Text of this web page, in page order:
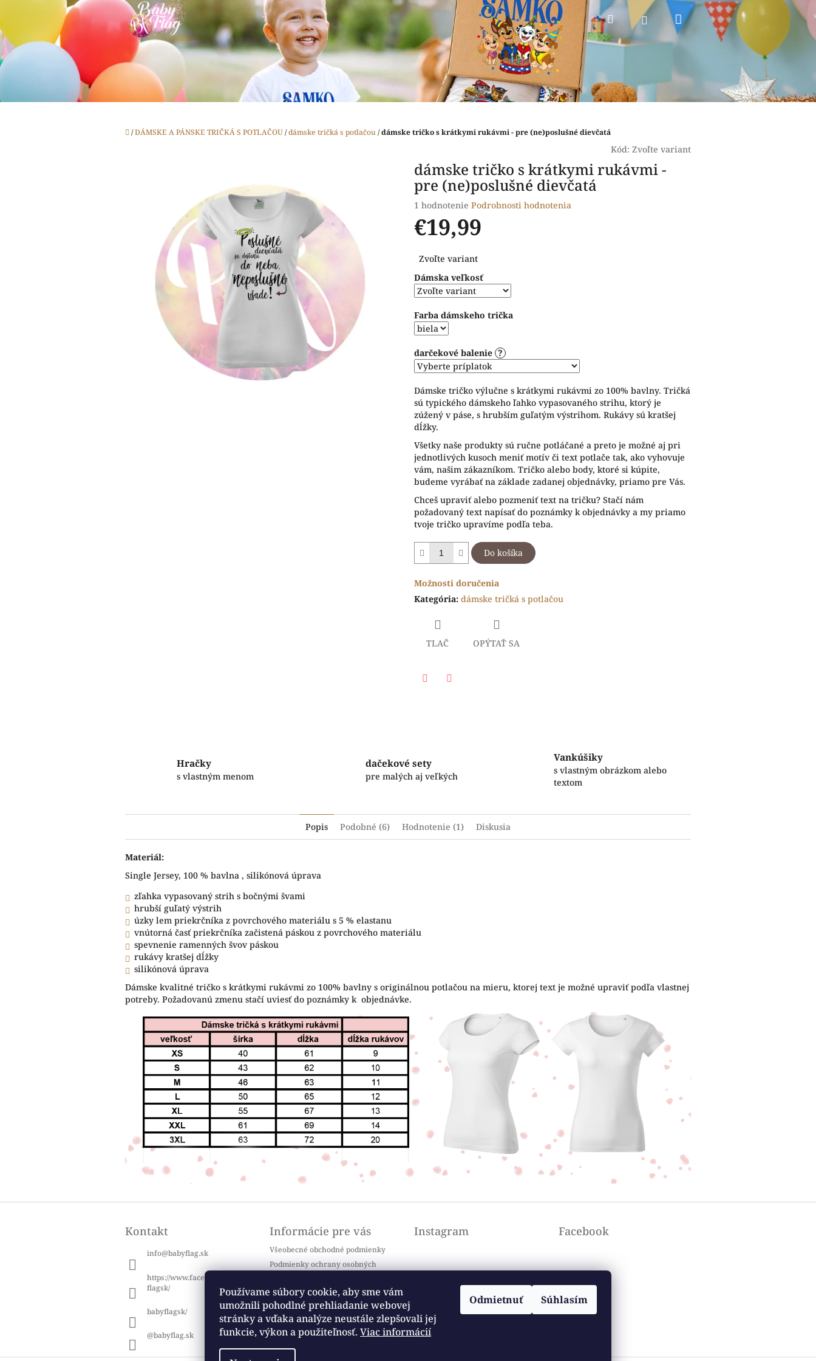
Používame súbory cookie, aby sme vám
umožnili pohodlné prehliadanie webovej
stránky a vďaka analýze neustále zlepšovali jej
funkcie, výkon a použiteľnosť. Viac informácií
Odmietnuť Súhlasím
obsah
HľadaťPrihlásenieNákupný
Domov
/DÁMSKE A PÁNSKE TRIČKÁ S POTLAČOU/dámske tričká s potlačou/dámske tričko s krátkymi rukávmi - pre (ne)poslušné dievčatá
Kód: Zvoľte variant
dámske tričko s krátkymi rukávmi -
pre (ne)poslušné dievčatá
Priemerné
hodnotenie
produktu
5,0
5
hviezdičiek.
1 hodnotenie Podrobnosti hodnotenia
€19,99
cena:
Zvoľte variant
Dámska veľkosť
Farba dámskeho trička
darčekové balenie ?
Dámske tričko výlučne s krátkymi rukávmi zo 100% bavlny. Tričká
sú typického dámskeho ľahko vypasovaného strihu, ktorý je
zúžený v páse, s hrubším guľatým výstrihom. Rukávy sú kratšej
dĺžky.
Všetky naše produkty sú ručne potláčané a preto je možné aj pri
jednotlivých kusoch meniť motív či text potlače tak, ako vyhovuje
vám, našim zákazníkom. Tričko alebo body, ktoré si kúpite,
budeme vyrábať na základe zadanej objednávky, priamo pre Vás.
Chceš upraviť alebo pozmeniť text na tričku? Stačí nám
požadovaný text napísať do poznámky k objednávky a my priamo
tvoje tričko upravíme podľa teba.
Do košíka
Možnosti doručenia
Kategória: dámske tričká s potlačou
TLAČ OPÝTAŤ SA
Hračky
s vlastným menom
dačekové sety
pre malých aj veľkých
Vankúšiky
s vlastným obrázkom alebo
textom
Popis Podobné (6) Hodnotenie (1) Diskusia
Materiál:
Single Jersey, 100 % bavlna , silikónová úprava
zľahka vypasovaný strih s bočnými švami
hrubší guľatý výstrih
úzky lem priekrčníka z povrchového materiálu s 5 % elastanu
vnútorná časť priekrčníka začistená páskou z povrchového materiálu
spevnenie ramenných švov páskou
rukávy kratšej dĺžky
silikónová úprava
Dámske kvalitné tričko s krátkymi rukávmi zo 100% bavlny s originálnou potlačou na mieru, ktorej text je možné upraviť podľa vlastnej
potreby. Požadovanú zmenu stačí uviesť do poznámky k objednávke.
Kontakt
info@babyflag.sk
https://www.facebook.com/baby
flagsk/
babyflagsk/
@babyflag.sk
Informácie pre vás
Všeobecné obchodné podmienky
Podmienky ochrany osobných
Doprava a platba
Kontakty
Často kladené otázky / FAQ
Moja objednávka
Instagram
Sledovať na Instagrame
Facebook